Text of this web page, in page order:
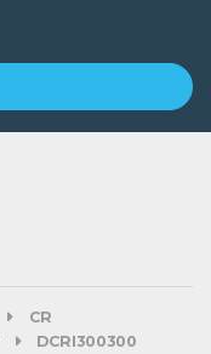
CR
DCRI300300